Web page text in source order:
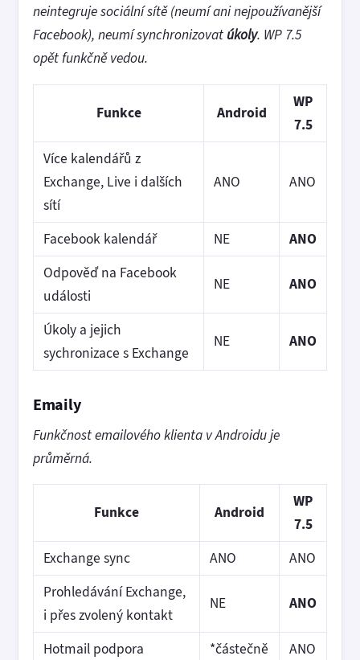
neintegruje sociální sítě (neumí ani nejpoužívanější
Facebook), neumí synchronizovat úkoly. WP 7.5
opět funkčně vedou.
Funkce Android
WP
7.5
Více kalendářů z
Exchange, Live i dalších
sítí
ANO ANO
Facebook kalendář NE
ANO
Odpověď na Facebook
události
NE ANO
Úkoly a jejich
sychronizace s Exchange
NE ANO
Emaily
Funkčnost emailového klienta v Androidu je
průměrná.
Funkce Android
WP
7.5
Exchange sync
ANO
ANO
Prohledávání Exchange,
i přes zvolený kontakt
NE ANO
Hotmail podpora *částečně ANO